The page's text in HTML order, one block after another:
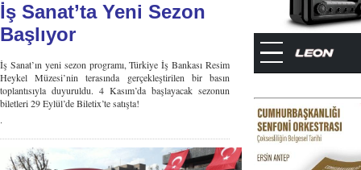
İş Sanat’ta Yeni Sezon
Başlıyor
İş Sanat’ın yeni sezon programı, Türkiye İş Bankası Resim
Heykel Müzesi’nin terasında gerçekleştirilen bir basın
toplantısıyla duyuruldu. 4 Kasım’da başlayacak sezonun
biletleri 29 Eylül’de Biletix’te satışta!